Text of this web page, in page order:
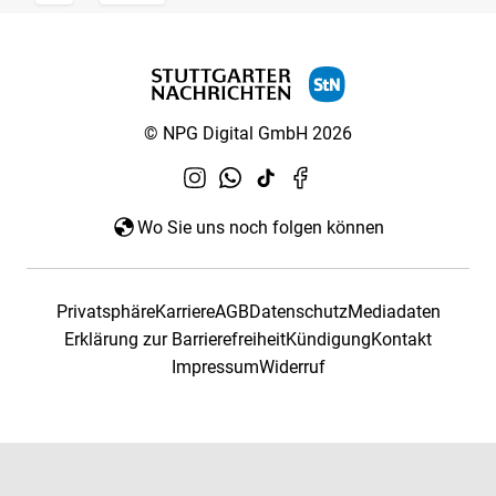
© NPG Digital GmbH 2026
Wo Sie uns noch folgen können
PrivatsphäreKarriereAGBDatenschutzMediadaten
Erklärung zur BarrierefreiheitKündigungKontakt
ImpressumWiderruf